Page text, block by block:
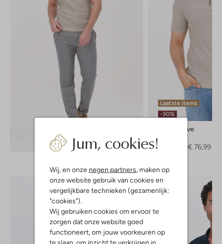
Jum, cookies!
Wij, en onze negen partners, maken op
onze website gebruik van cookies en
vergelijkbare technieken (gezamenlijk:
"cookies").
Wij gebruiken cookies om ervoor te
zorgen dat onze website goed
functioneert, om jouw voorkeuren op
te slaan, om inzicht te verkrijgen in
Ontdek de look
Laatste items
-30%
Saint Steve
€ 76,99